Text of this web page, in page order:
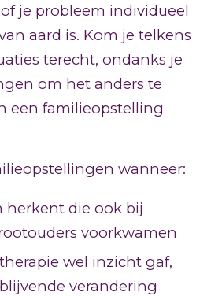
je probleem individueel
aard is. Kom je telkens
terecht, ondanks je
om het anders te
een familieopstelling
wanneer:
herkent die ook bij
voorkwamen
wel inzicht gaf,
verandering